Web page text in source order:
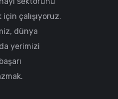
çalışıyoruz.
dünya
yerimizi